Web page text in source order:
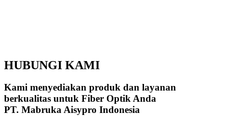
HUBUNGI KAMI
Kami menyediakan produk dan layanan
berkualitas untuk Fiber Optik Anda
PT. Mabruka Aisypro Indonesia